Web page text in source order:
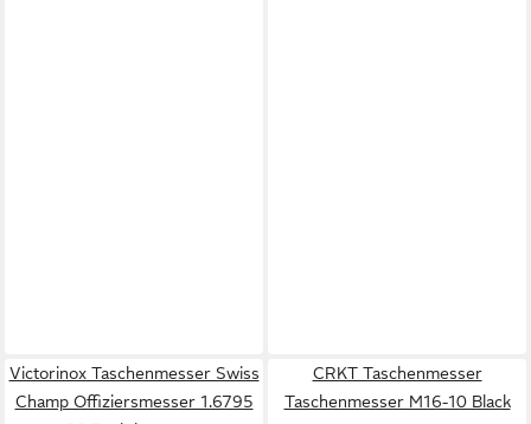
Victorinox Taschenmesser Swiss
Champ Offiziersmesser 1.6795
CRKT Taschenmesser
Taschenmesser M16-10 Black